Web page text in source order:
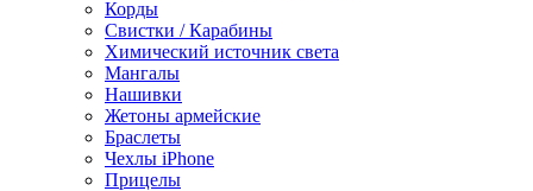
Корды
Свистки / Карабины
Химический источник света
Мангалы
Нашивки
Жетоны армейские
Браслеты
Чехлы iPhone
Прицелы